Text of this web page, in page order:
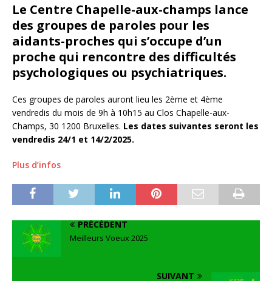
Le Centre Chapelle-aux-champs lance
des groupes de paroles pour les
aidants-proches qui s’occupe d’un
proche qui rencontre des difficultés
psychologiques ou psychiatriques.
Ces groupes de paroles auront lieu les 2ème et 4ème
vendredis du mois de 9h à 10h15 au Clos Chapelle-aux-
Champs, 30 1200 Bruxelles. Les dates suivantes seront les
vendredis 24/1 et 14/2/2025.
Plus d’infos
PRÉCÉDENT
Meilleurs Voeux 2025
SUIVANT